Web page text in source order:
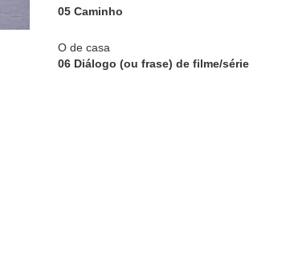
05 Caminho
O de casa
06 Diálogo (ou frase) de filme/série